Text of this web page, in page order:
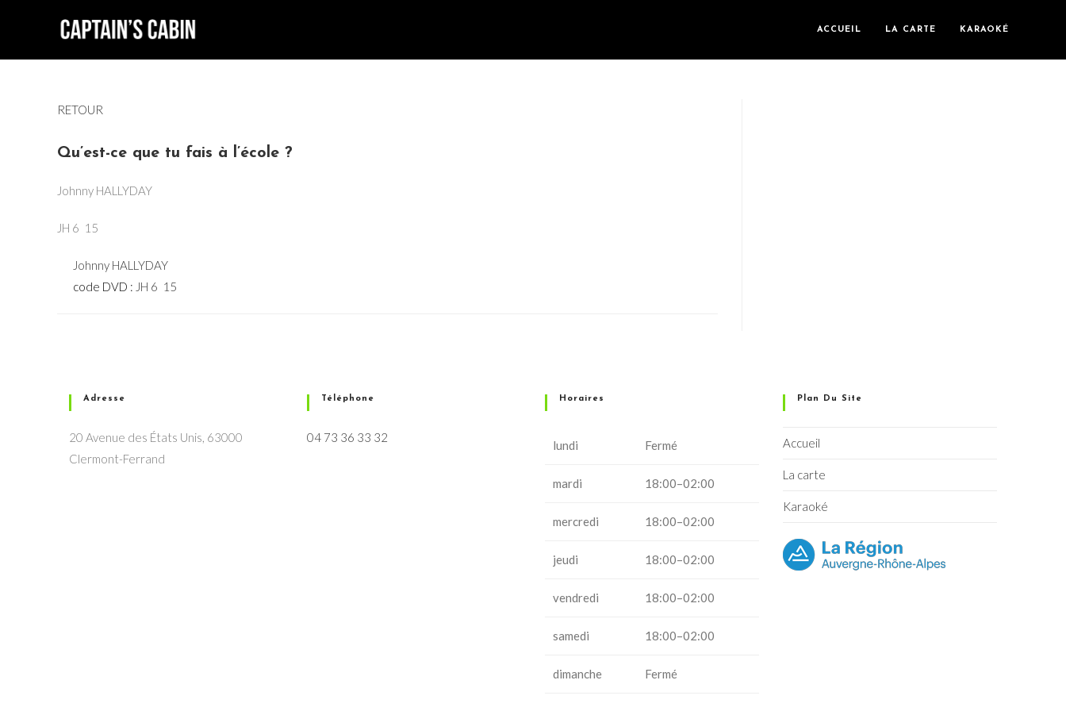
ACCUEIL LA CARTE KARAOKÉ
RETOUR
Qu’est-ce que tu fais à l’école ?
Johnny HALLYDAY
JH 6  15
Johnny HALLYDAY
code DVD : JH 6  15
Adresse
20 Avenue des États Unis, 63000
Clermont-Ferrand
Téléphone
04 73 36 33 32
Horaires
lundi Fermé
mardi 18:00–02:00
mercredi 18:00–02:00
jeudi 18:00–02:00
vendredi 18:00–02:00
samedi 18:00–02:00
dimanche Fermé
Plan Du Site
Accueil
La carte
Karaoké